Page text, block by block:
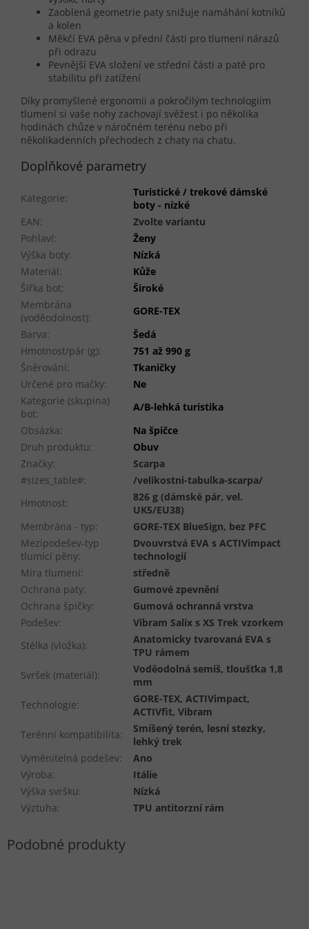
Zaoblená geometrie paty snižuje namáhání kotníků
a kolen
Měkčí EVA pěna v přední části pro tlumení nárazů
při odrazu
Pevnější EVA složení ve střední části a patě pro
stabilitu při zatížení
Díky promyšlené ergonomii a pokročilým technologiím
tlumení si vaše nohy zachovají svěžest i po několika
hodinách chůze v náročném terénu nebo při
několikadenních přechodech z chaty na chatu.
Doplňkové parametry
Kategorie:
Turistické / trekové dámské
boty - nízké
EAN:
Zvolte variantu
Pohlaví:
Ženy
Výška boty:
Nízká
Materiál:
Kůže
Šířka bot:
Široké
Membrána
(voděodolnost):
GORE-TEX
Barva:
Šedá
Hmotnost/pár (g):
751 až 990 g
Šněrování:
Tkaničky
Určené pro mačky:
Ne
Kategorie (skupina)
bot:
A/B-lehká turistika
Obsázka:
Na špičce
Druh produktu:
Obuv
Značky:
Scarpa
#sizes_table#:
/velikostni-tabulka-scarpa/
Hmotnost:
826 g (dámské pár, vel.
UK5/EU38)
Membrána - typ:
GORE-TEX BlueSign, bez PFC
Mezipodešev-typ
tlumící pěny:
Dvouvrstvá EVA s ACTIVimpact
technologií
Míra tlumení:
středně
Ochrana paty:
Gumové zpevnění
Ochrana špičky:
Gumová ochranná vrstva
Podešev:
Vibram Salix s XS Trek vzorkem
Stélka (vložka):
Anatomicky tvarovaná EVA s
TPU rámem
Svršek (materiál):
Voděodolná semiš, tloušťka 1,8
mm
Technologie:
GORE-TEX, ACTIVimpact,
ACTIVfit, Vibram
Terénní kompatibilita:
Smíšený terén, lesní stezky,
lehký trek
Vyměnitelná podešev:
Ano
Výroba:
Itálie
Výška svršku:
Nízká
Výztuha: TPU antitorzní rám